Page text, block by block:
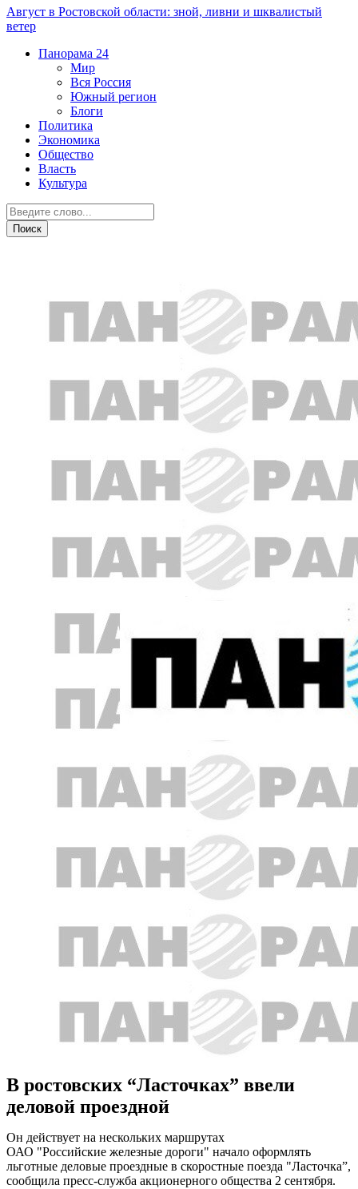
Август в Ростовской области: зной, ливни и шквалистый
ветер
Панорама 24
Мир
Вся Россия
Южный регион
Блоги
Политика
Экономика
Общество
Власть
Культура
В ростовских “Ласточках” ввели
деловой проездной
Он действует на нескольких маршрутах
ОАО "Российские железные дороги" начало оформлять
льготные деловые проездные в скоростные поезда "Ласточка”,
сообщила пресс-служба акционерного общества 2 сентября.